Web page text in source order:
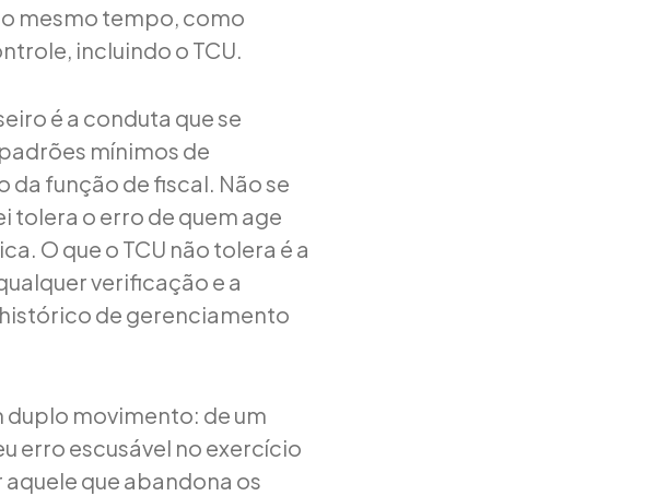
mesmo tempo, como
incluindo o TCU.
é a conduta que se
mínimos de
da função de fiscal. Não se
tolera o erro de quem age
O que o TCU não tolera é a
verificação e a
de gerenciamento
movimento: de um
erro escusável no exercício
que abandona os